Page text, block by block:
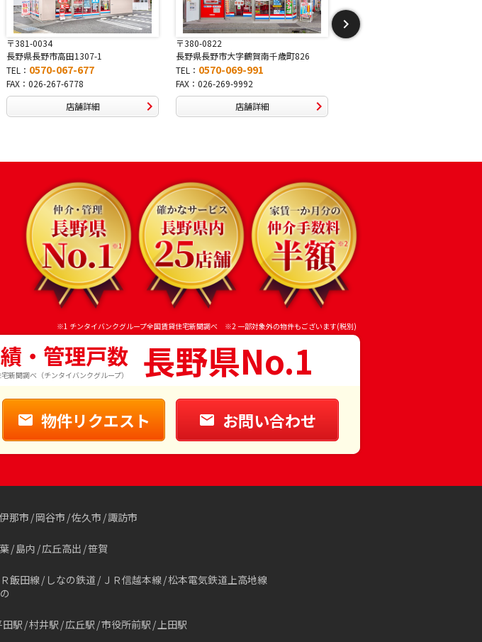
〒380-0822
長野県長野市大字鶴賀南千歳町826
TEL：0570-069-991
FAX：026-269-9992
店舗詳細
〒381-2243
長野県長野市稲里1-5-25
TEL：0570-067-878
FAX：026-286-7888
店舗詳細
※1 チンタイバンクグループ全国賃貸住宅新聞調べ ※2 一部対象外の物件もございます(税別)
・管理戸数
聞調べ（チンタイバンクグループ） 長野県No.1
物件リクエスト お問い合わせ
伊那市 岡谷市 佐久市 諏訪市
島内 広丘高出 笹賀
飯田線 しなの鉄道 ＪＲ信越本線 松本電気鉄道上高地線
田駅 村井駅 広丘駅 市役所前駅 上田駅